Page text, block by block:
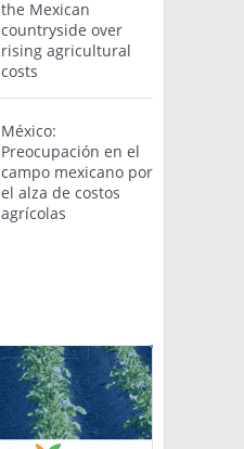
the Mexican
countryside over
rising agricultural
costs
México:
Preocupación en el
campo mexicano por
el alza de costos
agrícolas